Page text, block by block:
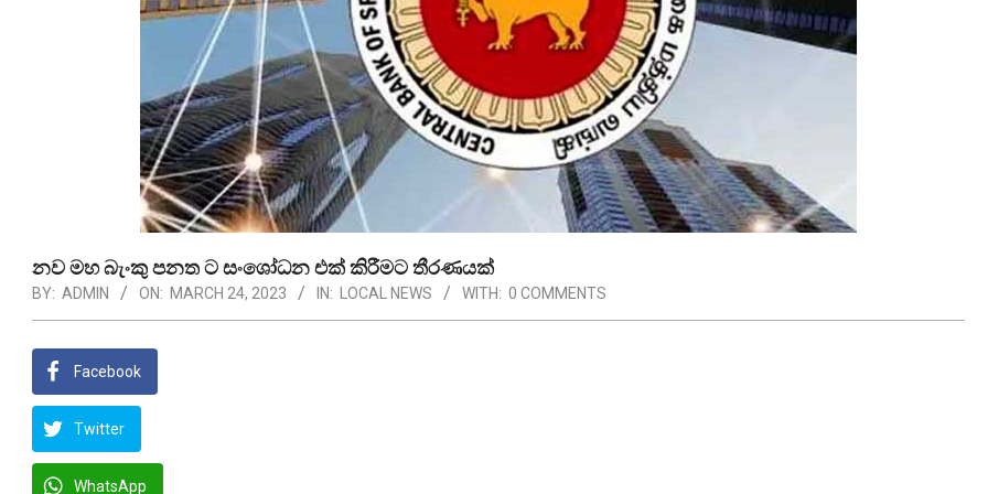
නව මහ බැංකු පනත ට සංශෝධන එක් කිරීමට තීරණයක්
BY: ADMIN ON: MARCH 24, 2023 IN: LOCAL NEWS WITH: 0 COMMENTS
Facebook
Twitter
WhatsApp